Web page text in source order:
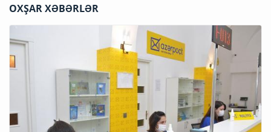
OXŞAR XƏBƏRLƏR